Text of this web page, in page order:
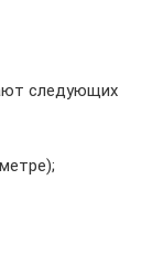
следующих